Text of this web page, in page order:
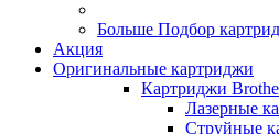
Больше Подбор
Акция
Оригинальные картриджи
Картриджи
Лазерные
Струйные